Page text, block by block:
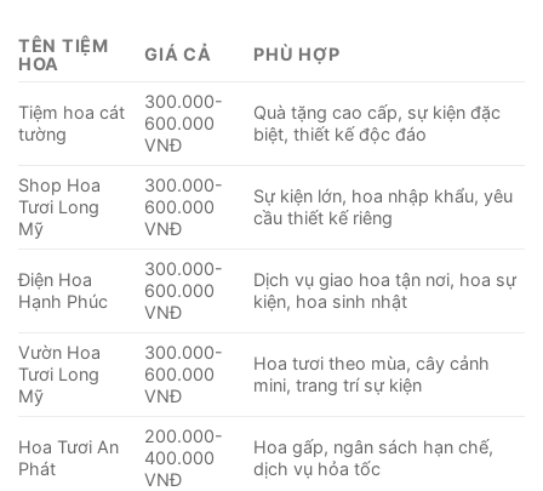
TÊN TIỆM
HOA
GIÁ CẢ PHÙ HỢP
Tiệm hoa cát
tường
300.000-
600.000
VNĐ
Quà tặng cao cấp, sự kiện đặc
biệt, thiết kế độc đáo
Shop Hoa
Tươi Long
Mỹ
300.000-
600.000
VNĐ
Sự kiện lớn, hoa nhập khẩu, yêu
cầu thiết kế riêng
Điện Hoa
Hạnh Phúc
300.000-
600.000
VNĐ
Dịch vụ giao hoa tận nơi, hoa sự
kiện, hoa sinh nhật
Vườn Hoa
Tươi Long
Mỹ
300.000-
600.000
VNĐ
Hoa tươi theo mùa, cây cảnh
mini, trang trí sự kiện
Hoa Tươi An
Phát
200.000-
400.000
VNĐ
Hoa gấp, ngân sách hạn chế,
dịch vụ hỏa tốc